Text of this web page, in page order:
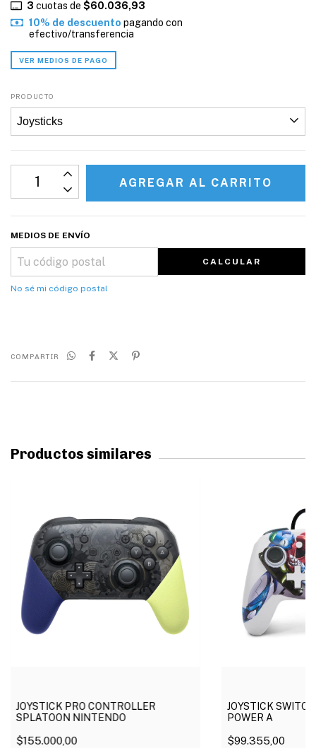
3 cuotas de $60.036,93
10% de descuento pagando con
efectivo/transferencia
VER MEDIOS DE PAGO
PRODUCTO
MEDIOS DE ENVÍO
CALCULAR
No sé mi código postal
COMPARTIR
Productos similares
JOYSTICK PRO CONTROLLER
SPLATOON NINTENDO
$155.000,00
JOYSTICK
POWER A
$99.355,00